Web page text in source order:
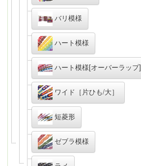
バリ模様
ハート模様
ハート模様[オーバーラップ]
ワイド［片ひも/大］
短菱形
ゼブラ模様